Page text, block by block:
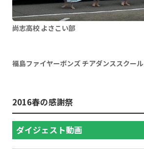
尚志高校 よさこい部
福島ファイヤーボンズ チアダンススクール
2016春の感謝祭
ダイジェスト動画